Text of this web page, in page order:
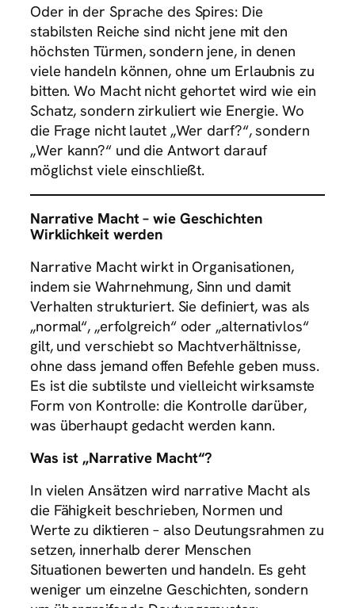
Oder in der Sprache des Spires: Die
stabilsten Reiche sind nicht jene mit den
höchsten Türmen, sondern jene, in denen
viele handeln können, ohne um Erlaubnis zu
bitten. Wo Macht nicht gehortet wird wie ein
Schatz, sondern zirkuliert wie Energie. Wo
die Frage nicht lautet „Wer darf?“, sondern
„Wer kann?“ und die Antwort darauf
möglichst viele einschließt.
Narrative Macht – wie Geschichten
Wirklichkeit werden
Narrative Macht wirkt in Organisationen,
indem sie Wahrnehmung, Sinn und damit
Verhalten strukturiert. Sie definiert, was als
„normal“, „erfolgreich“ oder „alternativlos“
gilt, und verschiebt so Machtverhältnisse,
ohne dass jemand offen Befehle geben muss.
Es ist die subtilste und vielleicht wirksamste
Form von Kontrolle: die Kontrolle darüber,
was überhaupt gedacht werden kann.
Was ist „Narrative Macht“?
In vielen Ansätzen wird narrative Macht als
die Fähigkeit beschrieben, Normen und
Werte zu diktieren – also Deutungsrahmen zu
setzen, innerhalb derer Menschen
Situationen bewerten und handeln. Es geht
weniger um einzelne Geschichten, sondern